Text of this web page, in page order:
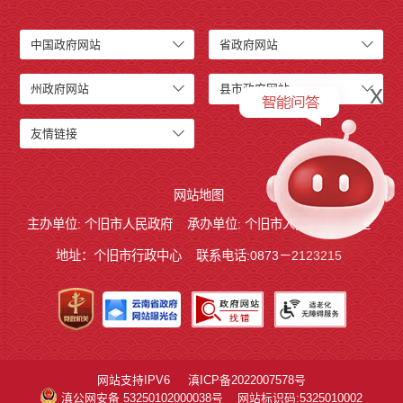
中国政府网站 省政府网站
州政府网站 县市政府网站
友情链接
网站地图
主办单位: 个旧市人民政府
承办单位: 个旧市人民政府办公室
地址：个旧市行政中心 联系电话:0873－2123215
x
网站支持IPV6
滇ICP备2022007578号
滇公网安备 53250102000038号
网站标识码:5325010002